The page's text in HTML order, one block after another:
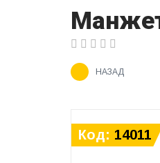
НАЗАД
Код: 14011